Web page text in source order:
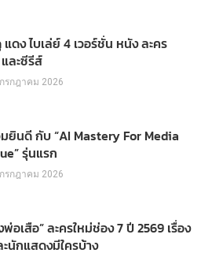
ดง ไบเล่ย์ 4 เวอร์ชั่น หนัง ละคร
ละซีรีส์
รกฎาคม 2026
ยินดี กับ “AI Mastery For Media
รุ่นแรก
รกฎาคม 2026
พ่อเสือ” ละครใหม่ช่อง 7 ปี 2569 เรื่อง
นักแสดงมีใครบ้าง